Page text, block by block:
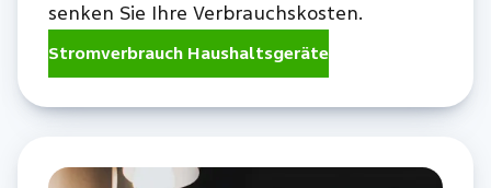
senken Sie Ihre Verbrauchskosten.
Stromverbrauch Haushaltsgeräte